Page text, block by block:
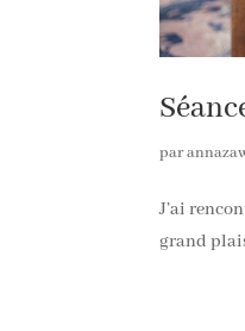
par
J’ai
grand